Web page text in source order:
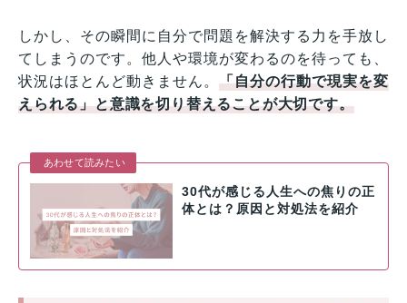
しかし、その瞬間に自分で問題を解決する力を手放し
てしまうのです。他人や環境が変わるのを待っても、
状況はほとんど動きません。「自分の行動で現実を変
えられる」と意識を切り替えることが大切です。
あわせて読みたい
30代が感じる人生への焦りの正
体とは？原因と対処法を紹介